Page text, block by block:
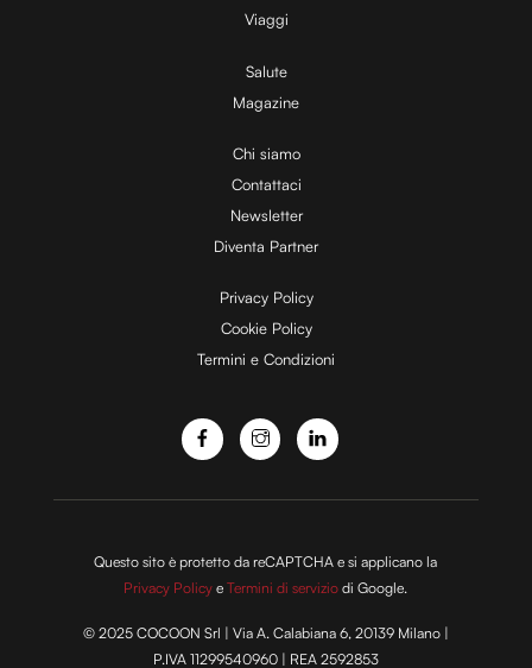
V
i
d
e
o
Viaggi
Salute
Magazine
Chi siamo
Contattaci
Newsletter
Diventa Partner
Privacy Policy
Cookie Policy
Termini e Condizioni
Questo sito è protetto da reCAPTCHA e si applicano la
Privacy Policy eTermini di servizio di Google.
© 2025 COCOON Srl | Via A. Calabiana 6, 20139 Milano |
P.IVA 11299540960 | REA 2592853